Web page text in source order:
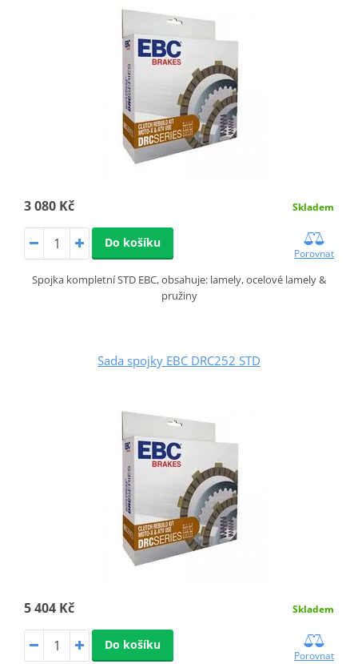
3 080 Kč Skladem
Do košíku
Porovnat
Spojka kompletní STD EBC, obsahuje: lamely, ocelové lamely &
pružiny
Sada spojky EBC DRC252 STD
5 404 Kč Skladem
Do košíku
Porovnat